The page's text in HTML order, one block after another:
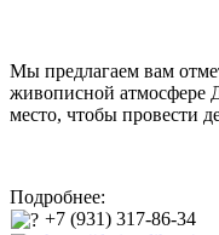
Мы предлагаем вам
живописной атмосфере
место, чтобы провести
Подробнее:
+7 (931) 317-86-34